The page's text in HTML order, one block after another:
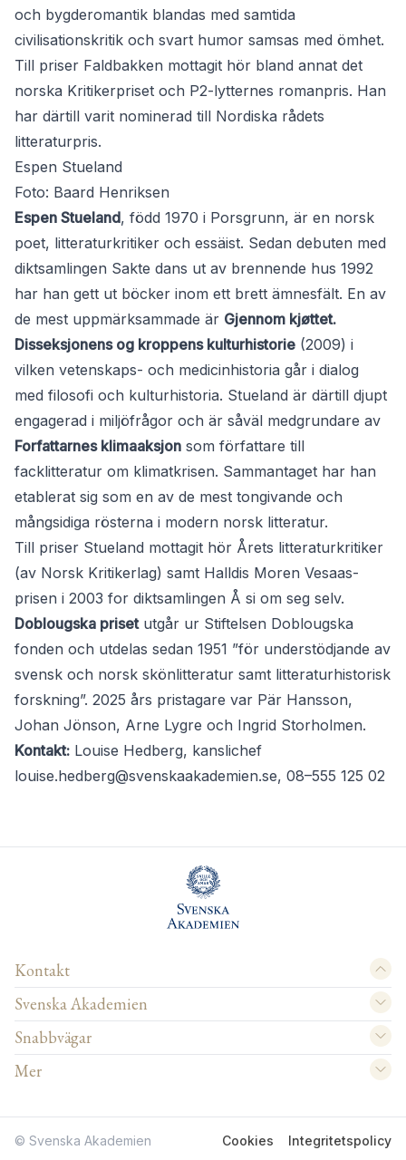
och bygderomantik blandas med samtida
civilisationskritik och svart humor samsas med ömhet.
Till priser Faldbakken mottagit hör bland annat det
norska Kritikerpriset och P2-lytternes romanpris. Han
har därtill varit nominerad till Nordiska rådets
litteraturpris.
Espen Stueland
Foto: Baard Henriksen
Espen Stueland, född 1970 i Porsgrunn, är en norsk
poet, litteraturkritiker och essäist. Sedan debuten med
diktsamlingen Sakte dans ut av brennende hus 1992
har han gett ut böcker inom ett brett ämnesfält. En av
de mest uppmärksammade är Gjennom kjøttet.
Disseksjonens og kroppens kulturhistorie (2009) i
vilken vetenskaps- och medicinhistoria går i dialog
med filosofi och kulturhistoria. Stueland är därtill djupt
engagerad i miljöfrågor och är såväl medgrundare av
Forfattarnes klimaaksjon som författare till
facklitteratur om klimatkrisen. Sammantaget har han
etablerat sig som en av de mest tongivande och
mångsidiga rösterna i modern norsk litteratur.
Till priser Stueland mottagit hör Årets litteraturkritiker
(av Norsk Kritikerlag) samt Halldis Moren Vesaas-
prisen i 2003 for diktsamlingen Å si om seg selv.
Doblougska prisetutgår ur Stiftelsen Doblougska
fonden och utdelas sedan 1951 ”för understödjande av
svensk och norsk skönlitteratur samt litteraturhistorisk
forskning”. 2025 års pristagare var Pär Hansson,
Johan Jönson, Arne Lygre och Ingrid Storholmen.
Kontakt: Louise Hedberg, kanslichef
louise.hedberg@svenskaakademien.se, 08–555 125 02
Kontakt
Svenska Akademien
Snabbvägar
Mer
© Svenska Akademien Cookies Integritetspolicy